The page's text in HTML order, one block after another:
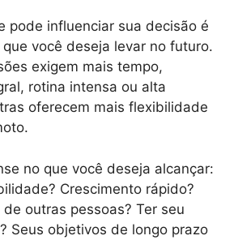
pode influenciar sua decisão é
você deseja levar no futuro.
exigem mais tempo,
rotina intensa ou alta
oferecem mais flexibilidade
no que você deseja alcançar:
Crescimento rápido?
outras pessoas? Ter seu
Seus objetivos de longo prazo